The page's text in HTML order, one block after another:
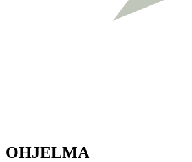
OHJELMA